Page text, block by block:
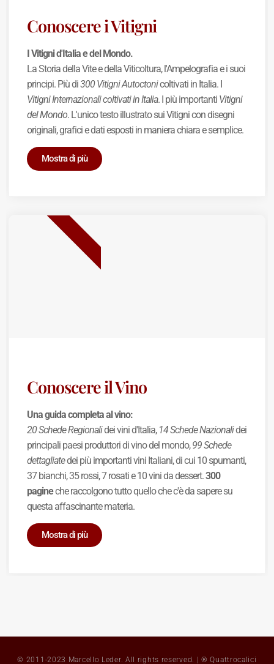
Conoscere i Vitigni
I Vitigni d'Italia e del Mondo.
La Storia della Vite e della Viticoltura, l'Ampelografia e i suoi
principi. Più di300 Vitigni Autoctonicoltivati in Italia. I
Vitigni Internazionali coltivati in Italia. I più importanti Vitigni
del Mondo. L'unico testo illustrato sui Vitigni con disegni
originali, grafici e dati esposti in maniera chiara e semplice.
Mostra di più
Conoscere il Vino
Una guida completa al vino:
20 Schede Regionalidei vini d'Italia, 14 Schede Nazionalidei
principali paesi produttori di vino del mondo,99 Schede
dettagliatedei più importanti vini Italiani, di cui 10 spumanti,
37 bianchi, 35 rossi, 7 rosati e 10 vini da dessert.300
pagineche raccolgono tutto quello che c'è da sapere su
questa affascinante materia.
Mostra di più
BEST SELLER
© 2011-2023 Marcello Leder. All rights reserved. | ® Quattrocalici